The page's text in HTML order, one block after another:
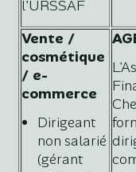
l'URSSAF
Vente /
cosmétique
/ e-
commerce
Dirigeant
non salarié
(gérant